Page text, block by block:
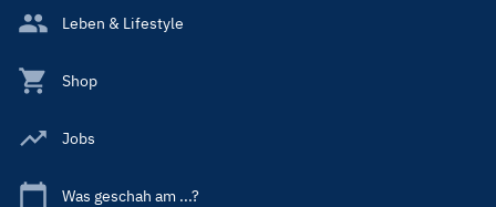
Leben & Lifestyle
Shop
Jobs
Was geschah am ...?